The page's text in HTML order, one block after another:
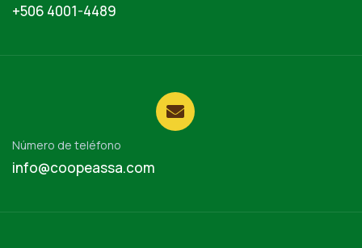
+506 4001-4489
Número de teléfono
info@coopeassa.com